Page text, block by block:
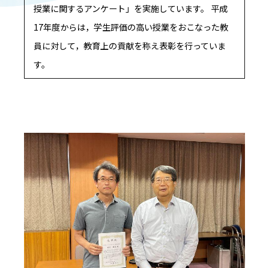
ABOUT
学部概要
RESEARCH
研究
SOCIAL
社会連携
CAMPUS LIFE
大学生活
授業に関するアンケート」を実施しています。 平成
17年度からは，学生評価の高い授業をおこなった教
員に対して，教育上の貢献を称え表彰を行っていま
す。